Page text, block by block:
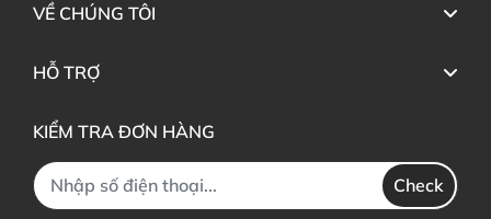
VỀ CHÚNG TÔI
HỖ TRỢ
KIỂM TRA ĐƠN HÀNG
Check